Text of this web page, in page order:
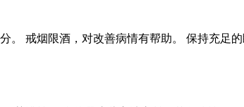
。 戒烟限酒，对改善病情有帮助。 保持充足